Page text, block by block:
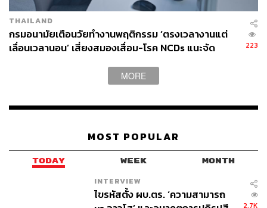
THAILAND
กรมอนามัยเตือนวัยทำงานพฤติกรรม ‘ตรงเวลางานแต่
เลื่อนเวลานอน’ เสี่ยงสมองเสื่อม-โรค NCDs แนะจัด
223
MORE
MOST POPULAR
TODAY WEEK MONTH
INTERVIEW
ไขรหัสตั้ง ผบ.ตร. ‘ความสามารถ
2.7K